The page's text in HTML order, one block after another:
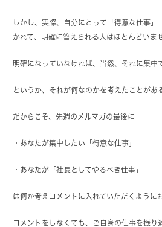
しかし、実際、自分にとって「得意な仕事」
かれて、明確に答えられる人はほとんどいま
明確になっていなければ、当然、それに集中
というか、それが何なのかを考えたことがあ
だからこそ、先週のメルマガの最後に
・あなたが集中したい「得意な仕事」
・あなたが「社長としてやるべき仕事」
は何か考えコメントに入れていただくように
コメントをしなくても、ご自身の仕事を振り